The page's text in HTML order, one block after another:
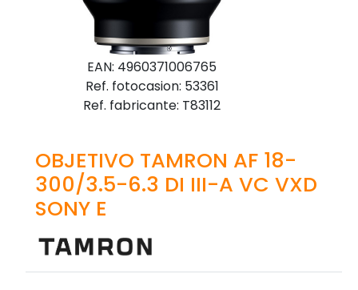
EAN: 4960371006765
Ref. fotocasion: 53361
Ref. fabricante: T83112
OBJETIVO TAMRON AF 18-
300/3.5-6.3 DI III-A VC VXD
SONY E